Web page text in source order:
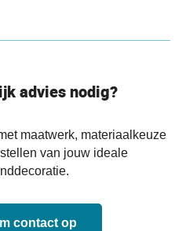
advies nodig?
maatwerk, materiaalkeuze
van jouw ideale
contact op